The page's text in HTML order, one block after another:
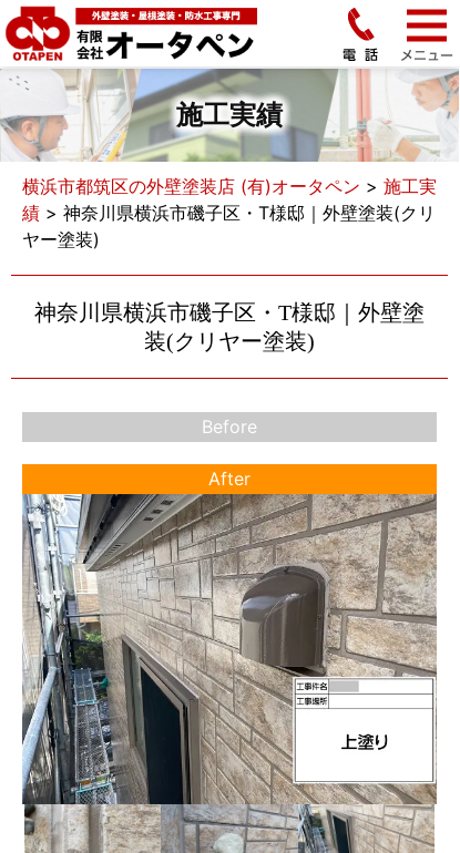
施工実績
横浜市都筑区の外壁塗装店 (有)オータペン > 施工実
績 > 神奈川県横浜市磯子区・T様邸｜外壁塗装(クリ
ヤー塗装)
神奈川県横浜市磯子区・T様邸｜外壁塗
装(クリヤー塗装)
Before
After